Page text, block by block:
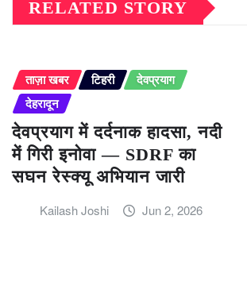
RELATED STORY
ताज़ा खबर टिहरी
देवप्रयाग
देहरादून
देवप्रयाग में दर्दनाक हादसा, नदी
में गिरी इनोवा — SDRF का
सघन रेस्क्यू अभियान जारी
Kailash Joshi Jun 2, 2026